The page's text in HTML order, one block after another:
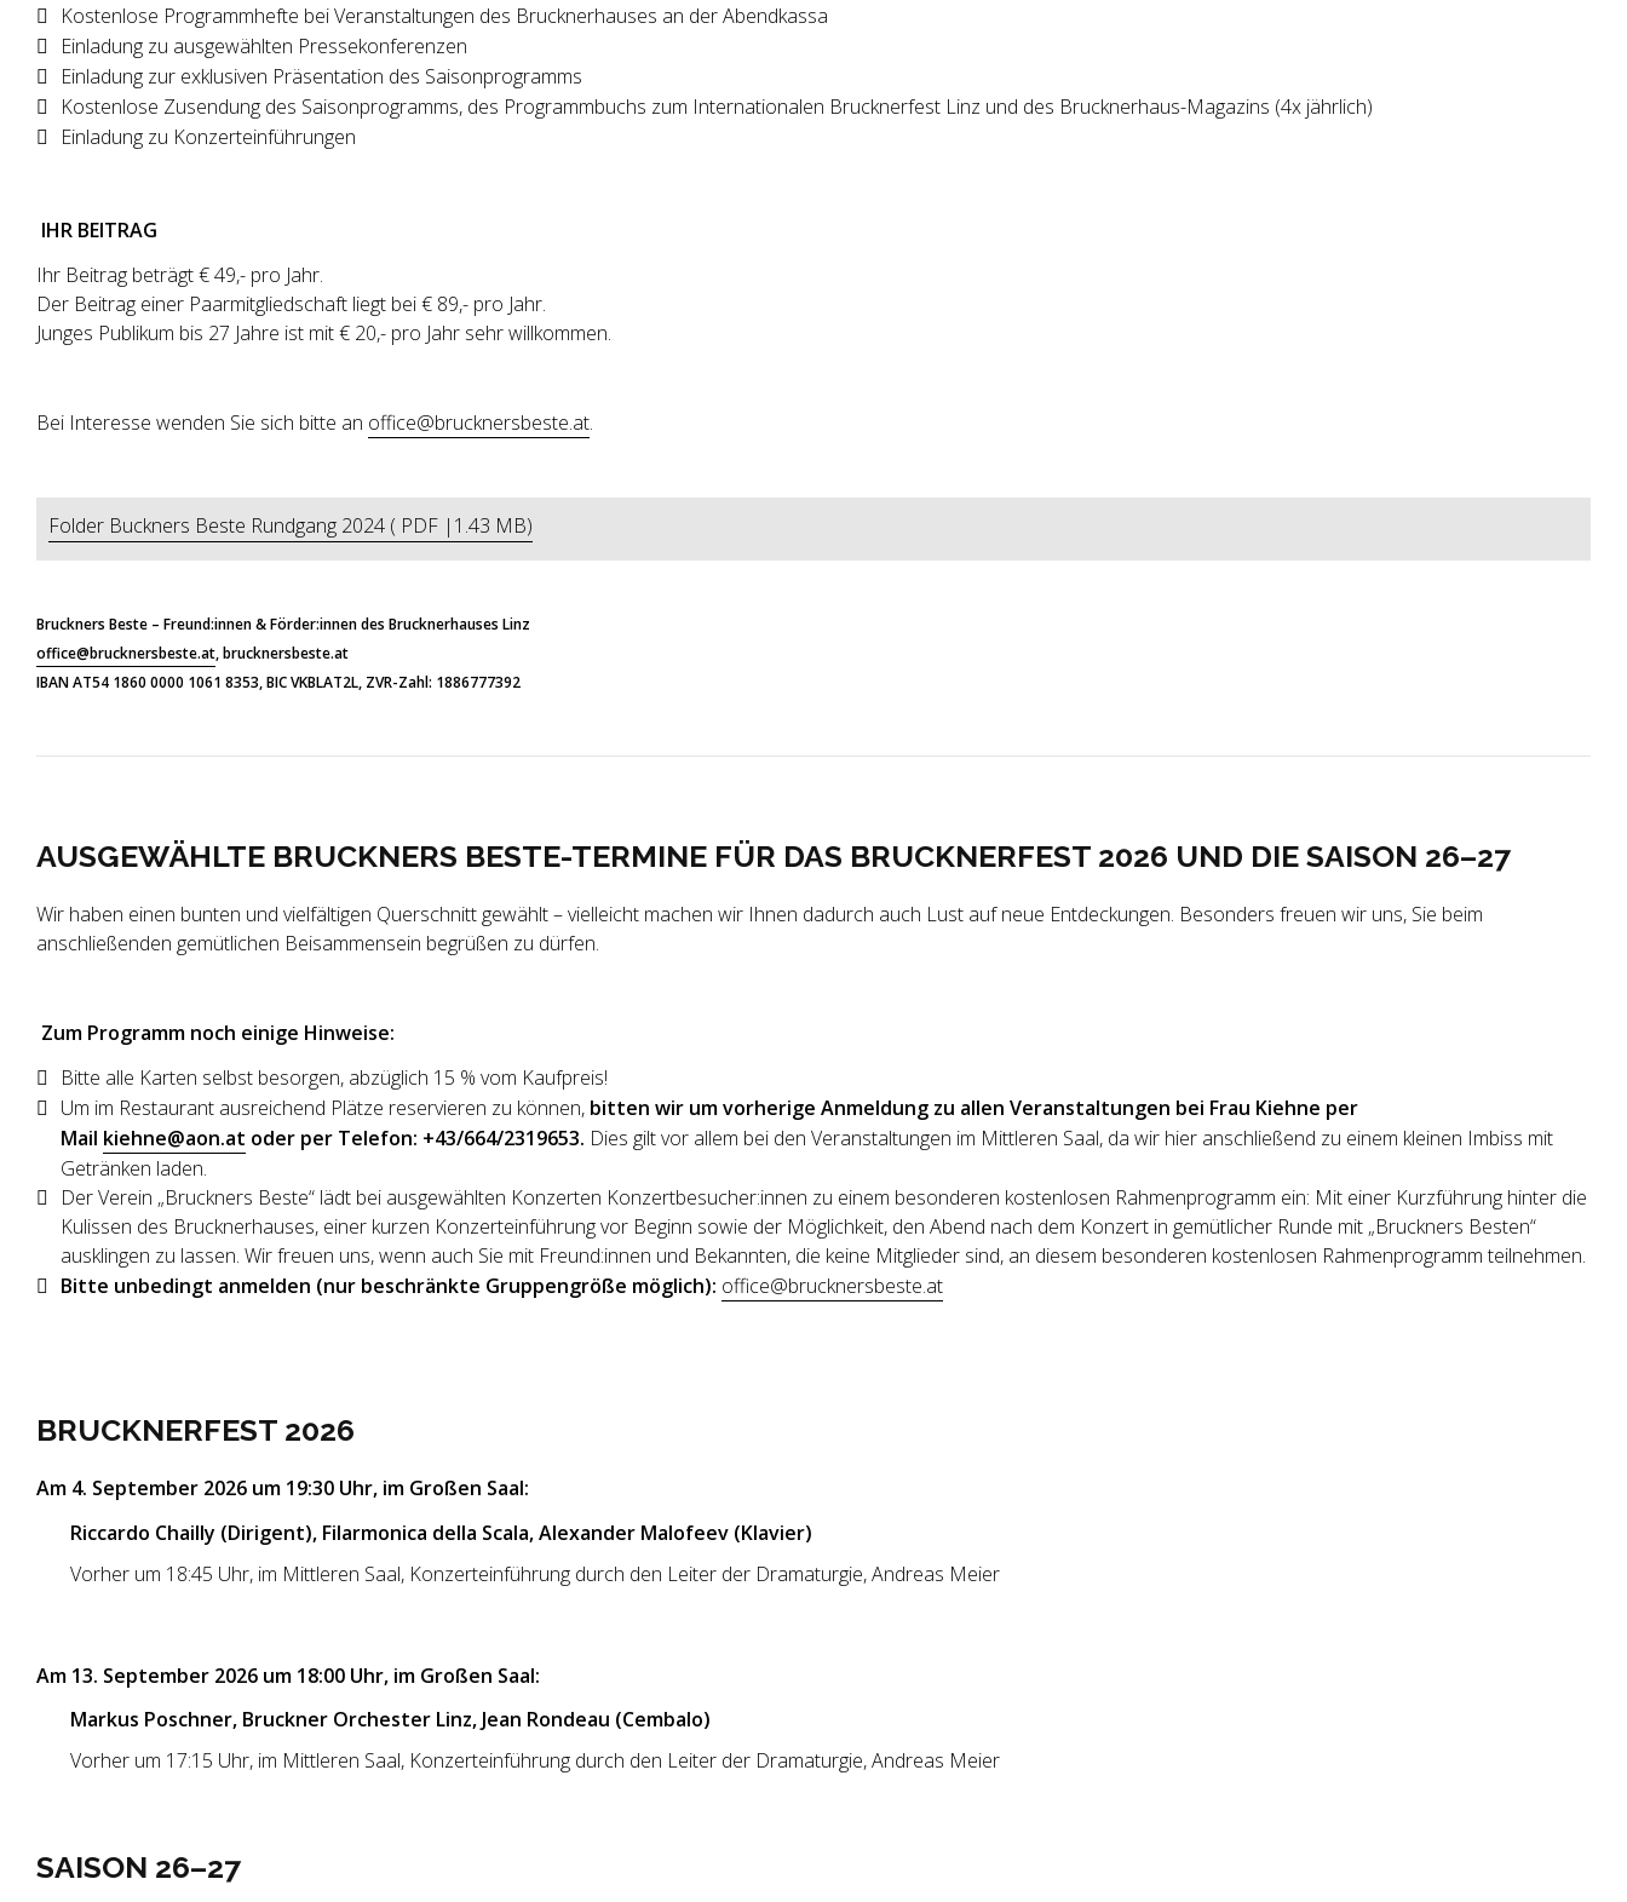
Kostenlose Programmhefte bei Veranstaltungen des Brucknerhauses an der Abendkassa
Einladung zu ausgewählten Pressekonferenzen
Einladung zur exklusiven Präsentation des Saisonprogramms
Kostenlose Zusendung des Saisonprogramms, des Programmbuchs zum Internationalen Brucknerfest Linz und des Brucknerhaus-Magazins (4x jährlich)
Einladung zu Konzerteinführungen
IHR BEITRAG
Ihr Beitrag beträgt € 49,- pro Jahr.
Der Beitrag einer Paarmitgliedschaft liegt bei € 89,- pro Jahr.
Junges Publikum bis 27 Jahre ist mit € 20,- pro Jahr sehr willkommen.
Bei Interesse wenden Sie sich bitte an office@brucknersbeste.at.
Folder Buckners Beste Rundgang 2024 ( PDF |1.43 MB)
Bruckners Beste – Freund:innen & Förder:innen des Brucknerhauses Linz
office@brucknersbeste.at, brucknersbeste.at
IBAN AT54 1860 0000 1061 8353, BIC VKBLAT2L, ZVR-Zahl: 1886777392
AUSGEWÄHLTE BRUCKNERS BESTE-TERMINE FÜR DAS BRUCKNERFEST 2026 UND DIE SAISON 26–27
Wir haben einen bunten und vielfältigen Querschnitt gewählt – vielleicht machen wir Ihnen dadurch auch Lust auf neue Entdeckungen. Besonders freuen wir uns, Sie beim
anschließenden gemütlichen Beisammensein begrüßen zu dürfen.
Zum Programm noch einige Hinweise:
Bitte alle Karten selbst besorgen, abzüglich 15 % vom Kaufpreis!
Um im Restaurant ausreichend Plätze reservieren zu können, bitten wir um vorherige Anmeldung zu allen Veranstaltungen bei Frau Kiehne per
Mail kiehne@aon.at oder per Telefon: +43/664/2319653. Dies gilt vor allem bei den Veranstaltungen im Mittleren Saal, da wir hier anschließend zu einem kleinen Imbiss mit
Getränken laden.
Der Verein „Bruckners Beste“ lädt bei ausgewählten Konzerten Konzertbesucher:innen zu einem besonderen kostenlosen Rahmenprogramm ein: Mit einer Kurzführung hinter die
Kulissen des Brucknerhauses, einer kurzen Konzerteinführung vor Beginn sowie der Möglichkeit, den Abend nach dem Konzert in gemütlicher Runde mit „Bruckners Besten“
ausklingen zu lassen. Wir freuen uns, wenn auch Sie mit Freund:innen und Bekannten, die keine Mitglieder sind, an diesem besonderen kostenlosen Rahmenprogramm teilnehmen.
Bitte unbedingt anmelden (nur beschränkte Gruppengröße möglich): office@brucknersbeste.at
BRUCKNERFEST 2026
Am 4. September 2026 um 19:30 Uhr, im Großen Saal:
Riccardo Chailly (Dirigent), Filarmonica della Scala, Alexander Malofeev (Klavier)
Vorher um 18:45 Uhr, im Mittleren Saal, Konzerteinführung durch den Leiter der Dramaturgie, Andreas Meier
Am 13. September 2026 um 18:00 Uhr, im Großen Saal:
Markus Poschner, Bruckner Orchester Linz, Jean Rondeau (Cembalo)
Vorher um 17:15 Uhr, im Mittleren Saal, Konzerteinführung durch den Leiter der Dramaturgie, Andreas Meier
SAISON 26–27